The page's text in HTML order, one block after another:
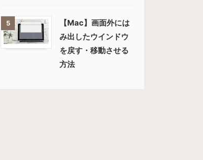
5
【Mac】画面外には
み出したウインドウ
を戻す・移動させる
方法